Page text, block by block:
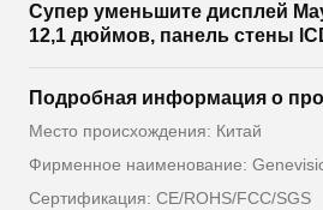
Супер уменьшите дисплей
12,1 дюймов, панель стены
Подробная информация о
Место происхождения: Китай
Фирменное наименование:
Сертификация: CE/ROHS/FCC/SGS